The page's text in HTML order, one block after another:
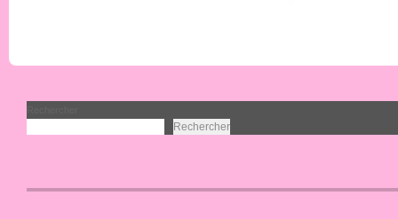
Rechercher